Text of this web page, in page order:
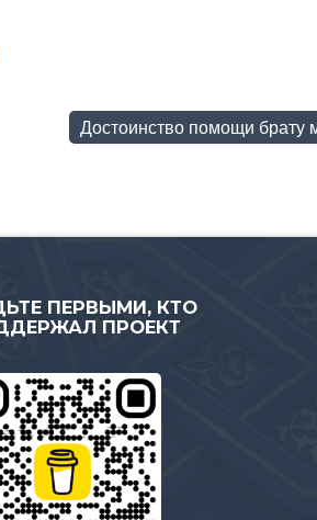
Достоинство помощи брату
ПЕРВЫМИ, КТО
ПРОЕКТ